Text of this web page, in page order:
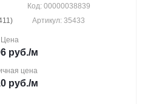
Код: 00000038839
Артикул: 35433
Цена
руб./м
цена
руб./м